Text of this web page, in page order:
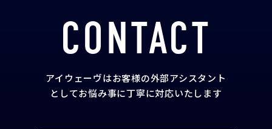
CONTACT
アイウェーヴはお客様の外部アシスタント
としてお悩み事に丁寧に対応いたします